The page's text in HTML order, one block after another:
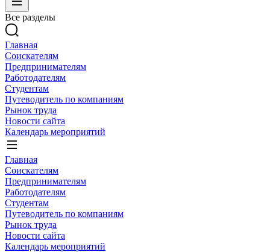
Все разделы
Главная
Соискателям
Предпринимателям
Работодателям
Студентам
Путеводитель по компаниям
Рынок труда
Новости сайта
Календарь мероприятий
Главная
Соискателям
Предпринимателям
Работодателям
Студентам
Путеводитель по компаниям
Рынок труда
Новости сайта
Календарь мероприятий